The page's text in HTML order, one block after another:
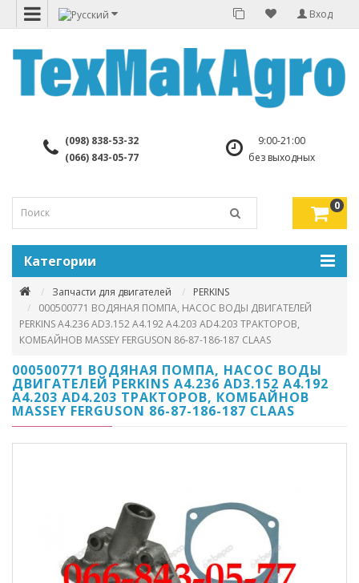
Вход
(098) 838-53-32
(066) 843-05-77
9:00-21:00
без выходных
0
Категории
Запчасти для двигателей
PERKINS
000500771 ВОДЯНАЯ ПОМПА, НАСОС ВОДЫ ДВИГАТЕЛЕЙ
PERKINS A4.236 AD3.152 A4.192 A4.203 AD4.203 ТРАКТОРОВ,
КОМБАЙНОВ MASSEY FERGUSON 86-87-186-187 CLAAS
000500771 ВОДЯНАЯ ПОМПА, НАСОС ВОДЫ
ДВИГАТЕЛЕЙ PERKINS A4.236 AD3.152 A4.192
A4.203 AD4.203 ТРАКТОРОВ, КОМБАЙНОВ
MASSEY FERGUSON 86-87-186-187 CLAAS